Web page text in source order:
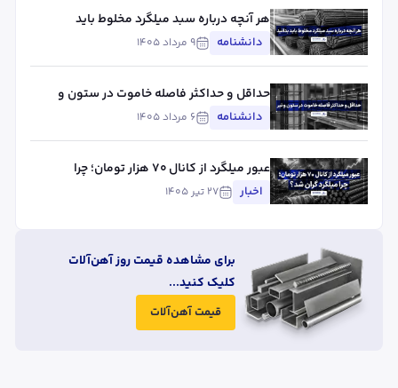
هر آنچه درباره سبد میلگرد مخلوط باید
بدانید
دانشنامه ۹ مرداد ۱۴۰۵
حداقل و حداکثر فاصله خاموت در ستون و
تیر
دانشنامه ۶ مرداد ۱۴۰۵
عبور میلگرد از کانال ۷۰ هزار تومان؛ چرا
میلگرد گران شد؟
اخبار ۲۷ تیر ۱۴۰۵
برای مشاهده قیمت روز آهن‌آلات
کلیک کنید...
قیمت آهن‌آلات